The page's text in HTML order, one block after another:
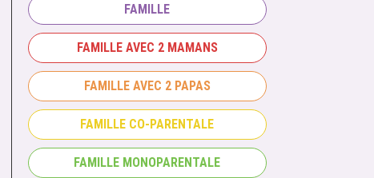
FAMILLE
FAMILLE AVEC 2 MAMANS
FAMILLE AVEC 2 PAPAS
FAMILLE CO-PARENTALE
FAMILLE MONOPARENTALE